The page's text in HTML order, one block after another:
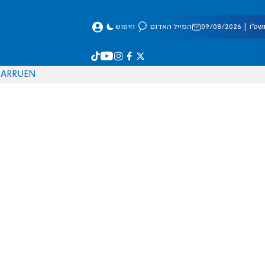
08/2026 המייל האדום חיפוש
EN
RU
AR